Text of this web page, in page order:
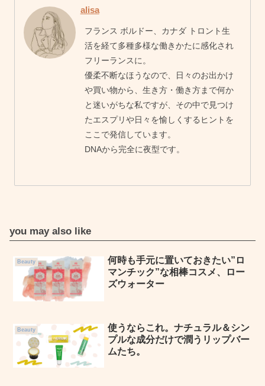
alisa
フランス ボルドー、カナダ トロント生
活を経て多種多様な働きかたに感化され
フリーランスに。
優柔不断なほうなので、日々のお出かけ
や買い物から、生き方・働き方まで何か
と迷いがちな私ですが、その中で見つけ
たエスプリや日々を愉しくするヒントを
ここで発信しています。
DNAから完全に夜型です。
you may also like
Beauty
何時も手元に置いておきたい”ロ
マンチック”な相棒コスメ、ロー
ズウォーター
Beauty
使うならこれ。ナチュラル＆シン
プルな成分だけで潤うリップバー
ムたち。